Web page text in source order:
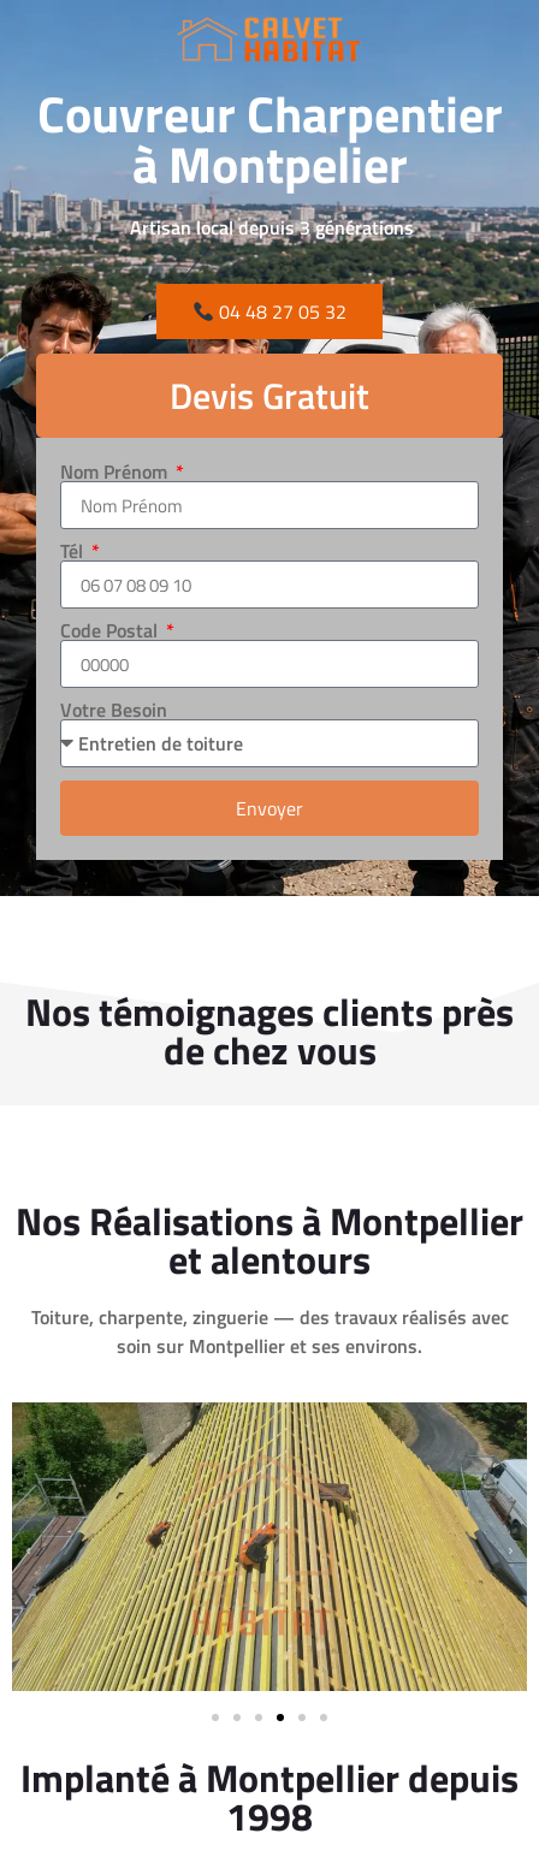
Couvreur Charpentier
à Montpelier
Artisan local depuis 3 générations
04 48 27 05 32
Devis Gratuit
Nom Prénom
Tél
Code Postal
Votre Besoin
Envoyer
Nos témoignages clients près
de chez vous
Nos Réalisations à Montpellier
et alentours
Toiture, charpente, zinguerie — des travaux réalisés avec
soin sur Montpellier et ses environs.
Implanté à Montpellier depuis
1998